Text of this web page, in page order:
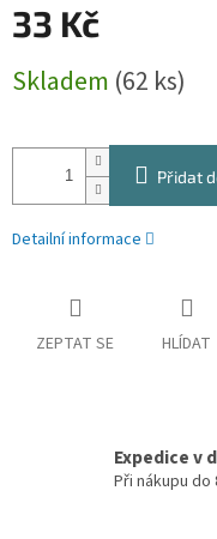
33 Kč
cena:
Skladem (62 ks)
Přidat
Detailní informace
ZEPTAT SE HLÍDAT
Expedice v
Při nákupu